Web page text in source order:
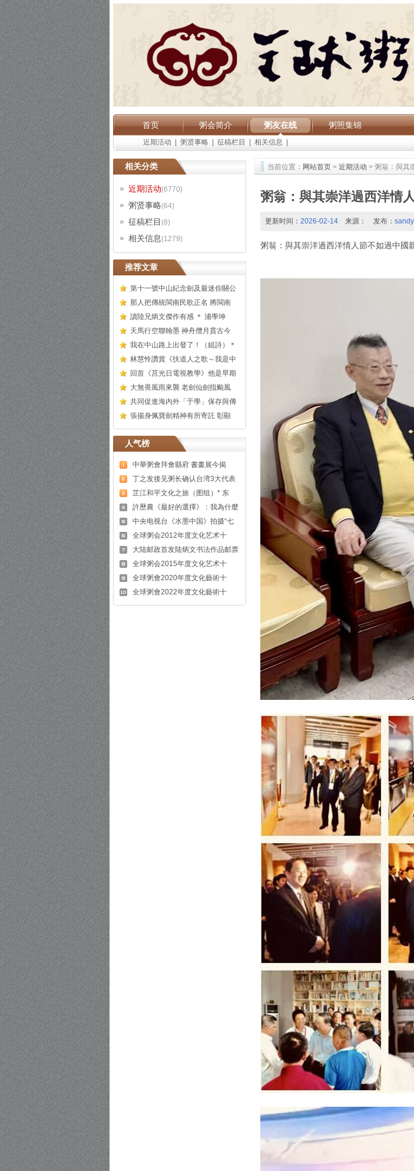
首页 粥会简介 粥友在线 粥照集锦
近期活动 粥贤事略 征稿栏目 相关信息
相关分类
近期活动(6770)
粥贤事略(64)
征稿栏目 (8)
相关信息(1279)
推荐文章
第十一號中山紀念劍及最迷你關公
那人把傳統閩南民歌正名 將閩南
讀陸兄炳文傑作有感 ＊ 浦學坤
天馬行空聯翰墨 神舟攬月貫古今
我在中山路上出發了！（組詩）＊
林慧怜讚賞《扶道人之歌～我是中
回首《莒光日電視教學》他是早期
大無畏風雨來襲 老劍仙劍指颱風
共同促進海內外「于學」保存與傳
張揚身佩寶劍精神有所寄託 彰顯
人气榜
中華粥會拜會縣府 書畫展今揭
丁之发接见粥长确认台湾3大代表
芷江和平文化之旅（图组）* 东
許歷農《最好的選擇》：我為什麼
中央电视台《水墨中国》拍摄“七
全球粥会2012年度文化艺术十
大陆邮政首发陆炳文书法作品邮票
全球粥会2015年度文化艺术十
全球粥會2020年度文化藝術十
全球粥會2022年度文化藝術十
当前位置： 网站首页 > 近期活动 > 粥翁：與其
粥翁：與其崇洋過西洋情
更新时间： 2026-02-14 来源： 发布： sandy
粥翁：與其崇洋過西洋情人節不如過中國